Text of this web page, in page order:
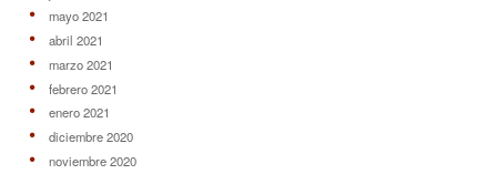
mayo 2021
abril 2021
marzo 2021
febrero 2021
enero 2021
diciembre 2020
noviembre 2020